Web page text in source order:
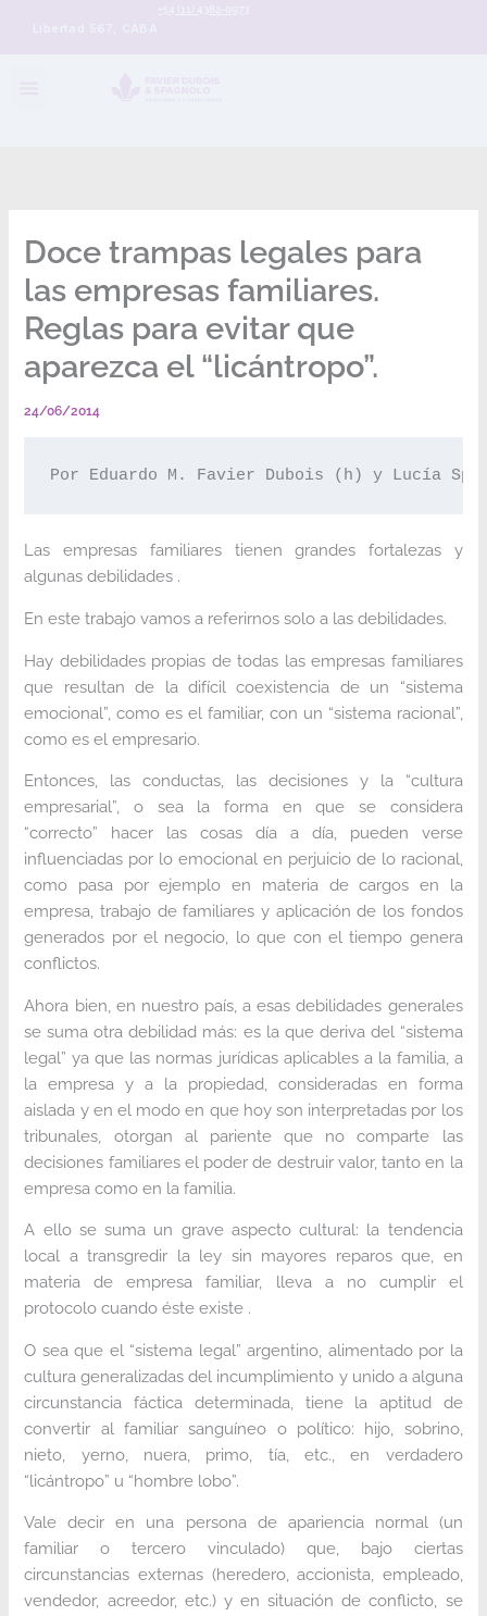
Doce trampas legales para
las empresas familiares.
Reglas para evitar que
aparezca el “licántropo”.
24/06/2014
Por Eduardo M. Favier Dubois (h) y Lucía
Las empresas familiares tienen grandes fortalezas y
algunas debilidades .
En este trabajo vamos a referirnos solo a las debilidades.
Hay debilidades propias de todas las empresas familiares
que resultan de la difícil coexistencia de un “sistema
emocional”, como es el familiar, con un “sistema racional”,
como es el empresario.
Entonces, las conductas, las decisiones y la “cultura
empresarial”, o sea la forma en que se considera
“correcto” hacer las cosas día a día, pueden verse
influenciadas por lo emocional en perjuicio de lo racional,
como pasa por ejemplo en materia de cargos en la
empresa, trabajo de familiares y aplicación de los fondos
generados por el negocio, lo que con el tiempo genera
conflictos.
Ahora bien, en nuestro país, a esas debilidades generales
se suma otra debilidad más: es la que deriva del “sistema
legal” ya que las normas jurídicas aplicables a la familia, a
la empresa y a la propiedad, consideradas en forma
aislada y en el modo en que hoy son interpretadas por los
tribunales, otorgan al pariente que no comparte las
decisiones familiares el poder de destruir valor, tanto en la
empresa como en la familia.
A ello se suma un grave aspecto cultural: la tendencia
local a transgredir la ley sin mayores reparos que, en
materia de empresa familiar, lleva a no cumplir el
protocolo cuando éste existe .
O sea que el “sistema legal” argentino, alimentado por la
cultura generalizadas del incumplimiento y unido a alguna
circunstancia fáctica determinada, tiene la aptitud de
convertir al familiar sanguíneo o político: hijo, sobrino,
nieto, yerno, nuera, primo, tía, etc., en verdadero
“licántropo” u “hombre lobo”.
Vale decir en una persona de apariencia normal (un
familiar o tercero vinculado) que, bajo ciertas
circunstancias externas (heredero, accionista, empleado,
vendedor, acreedor, etc.) y en situación de conflicto, se